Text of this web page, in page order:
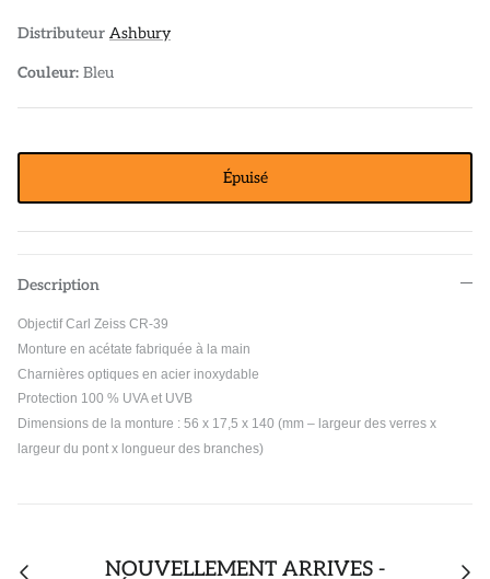
POLO
AUTOCOLLANTS
DIVERS ACCESSOIRES
Distributeur Ashbury
Couleur: Bleu
Épuisé
Description
Objectif Carl Zeiss CR-39
Monture en acétate fabriquée à la main
Charnières optiques en acier inoxydable
Protection 100 % UVA et UVB
Dimensions de la monture : 56 x 17,5 x 140 (mm – largeur des verres x
largeur du pont x longueur des branches)
NOUVELLEMENT ARRIVÉS -